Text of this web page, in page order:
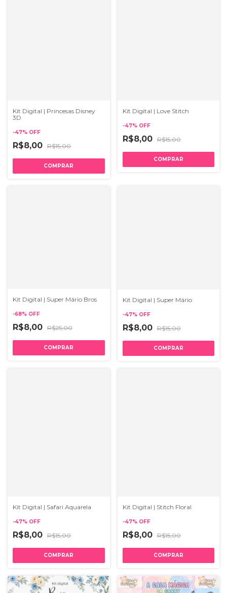
Kit Digital | Princesas Disney
3D
-47% OFF
R$8,00 R$15,00
Kit Digital | Love Stitch
-47% OFF
R$8,00 R$15,00
Kit Digital | Super Mário Bros
-68% OFF
R$8,00 R$25,00
Kit Digital | Super Mário
-47% OFF
R$8,00 R$15,00
Kit Digital | Safari Aquarela
-47% OFF
R$8,00 R$15,00
Kit Digital | Stitch Floral
-47% OFF
R$8,00 R$15,00